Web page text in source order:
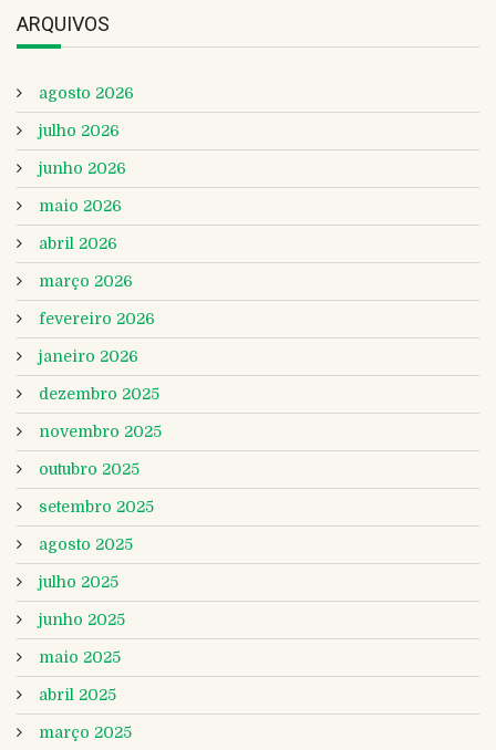
ARQUIVOS
agosto 2026
julho 2026
junho 2026
maio 2026
abril 2026
março 2026
fevereiro 2026
janeiro 2026
dezembro 2025
novembro 2025
outubro 2025
setembro 2025
agosto 2025
julho 2025
junho 2025
maio 2025
abril 2025
março 2025